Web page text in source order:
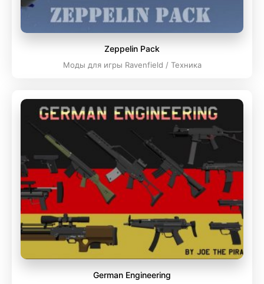
Zeppelin Pack
Моды для игры Ravenfield / Техника
German Engineering